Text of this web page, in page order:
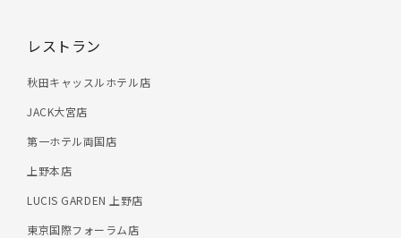
レストラン
秋田キャッスルホテル店
JACK大宮店
第一ホテル両国店
上野本店
LUCIS GARDEN 上野店
東京国際フォーラム店